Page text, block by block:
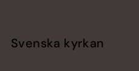
Svenska kyrkan